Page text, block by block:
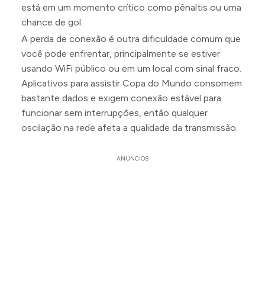
está em um momento crítico como pênaltis ou uma
chance de gol.
A perda de conexão é outra dificuldade comum que
você pode enfrentar, principalmente se estiver
usando WiFi público ou em um local com sinal fraco.
Aplicativos para assistir Copa do Mundo consomem
bastante dados e exigem conexão estável para
funcionar sem interrupções, então qualquer
oscilação na rede afeta a qualidade da transmissão.
ANÚNCIOS